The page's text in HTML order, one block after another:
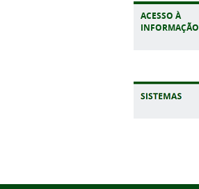
ACESSO À
INFORMAÇÃO